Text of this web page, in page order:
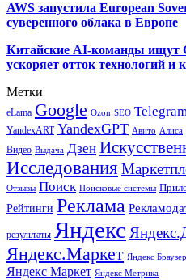
AWS запустила European
суверенного облака в Европе
Китайские AI-команды ищут
ускоряет отток технологий и
Метки
eLama Google Ozon SEO
YandexART YandexGPT Авито Алиса
Видео Выдача Дзен
Исследования
Отзывы Поиск Поисковые системы
Рейтинги Реклама
результаты Яндекс
Яндекс.Маркет Яндекс Браузер
Яндекс Маркет Яндекс Метрика